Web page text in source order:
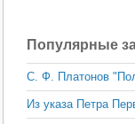
Популярные
С. Ф. Платонов
Из указа Петра